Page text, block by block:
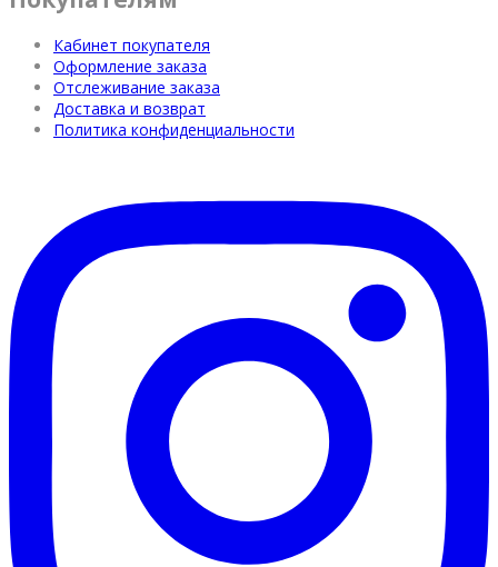
Кабинет покупателя
Оформление заказа
Отслеживание заказа
Доставка и возврат
Политика конфиденциальности